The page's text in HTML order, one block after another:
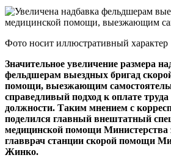
Фото носит иллюстративный характер
Значительное увеличение размера
фельдшерам выездных бригад
помощи, выезжающим
справедливый подход к оплате
должности. Таким мнением с
поделился главный внештатный
медицинской помощи Министерства
главврач станции скорой помощи
Жинко.